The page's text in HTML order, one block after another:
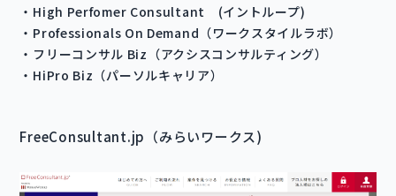
・High Perfomer Consultant (イントループ)
・Professionals On Demand（ワークスタイルラボ）
・フリーコンサル Biz（アクシスコンサルティング）
・HiPro Biz（パーソルキャリア）
FreeConsultant.jp（みらいワークス)